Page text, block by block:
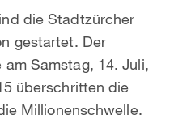
die Stadtzürcher
gestartet. Der
Samstag, 14. Juli,
überschritten die
Millionenschwelle.